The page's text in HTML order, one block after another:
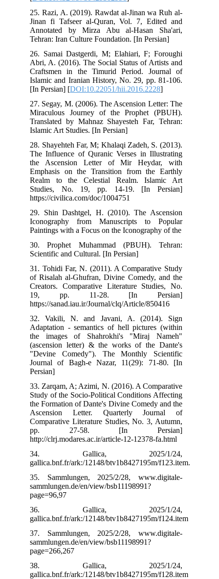
25. Razi, A. (2019). Rawdat al-Jinan wa Ruh al-
Jinan fi Tafseer al-Quran, Vol. 7, Edited and
Annotated by Mirza Abu al-Hasan Sha'ari,
Tehran: Iran Culture Foundation. [In Persian]
26. Samai Dastgerdi, M; Elahiari, F; Foroughi
Abri, A. (2016). The Social Status of Artists and
Craftsmen in the Timurid Period. Journal of
Islamic and Iranian History, No. 29, pp. 81-106.
[In Persian] [DOI:10.22051/hii.2016.2228
27. Segay, M. (2006). The Ascension Letter: The
Miraculous Journey of the Prophet (PBUH).
Translated by Mahnaz Shayesteh Far, Tehran:
Islamic Art Studies. [In Persian]
28. Shayehteh Far, M; Khalaqi Zadeh, S. (2013).
The Influence of Quranic Verses in Illustrating
the Ascension Letter of Mir Heydar, with
Emphasis on the Transition from the Earthly
Realm to the Celestial Realm. Islamic Art
Studies, No. 19, pp. 14-19. [In Persian]
https://civilica.com/doc/1004751
29. Shin Dashtgel, H. (2010). The Ascension
Iconography from Manuscripts to Popular
Paintings with a Focus on the Iconography of the
30. Prophet Muhammad (PBUH). Tehran:
Scientific and Cultural. [In Persian]
31. Tohidi Far, N. (2011). A Comparative Study
of Risalah al-Ghufran, Divine Comedy, and the
Creators. Comparative Literature Studies, No.
19, pp. 11-28. [In Persian]
https://sanad.iau.ir/Journal/clq/Article/850416
32. Vakili, N. and Javani, A. (2014). Sign
Adaptation - semantics of hell pictures (within
the images of Shahrokhi's "Miraj Nameh"
(ascension letter) & the works of the Dante's
"Devine Comedy"). The Monthly Scientific
Journal of Bagh-e Nazar, 11(29): 71-80. [In
33. Zarqam, A; Azimi, N. (2016). A Comparative
Study of the Socio-Political Conditions Affecting
the Formation of Dante's Divine Comedy and the
Ascension Letter. Quarterly Journal of
Comparative Literature Studies, No. 3, Autumn,
pp. 27-58. [In Persian]
http://clrj.modares.ac.ir/article-12-12378-fa.html
34. Gallica, 2025/1/24,
gallica.bnf.fr/ark:/12148/btv1b8427195m/f123.item.
35. Sammlungen, 2025/2/28, www.digitale-
sammlungen.de/en/view/bsb11198991?
page=96,97
36. Gallica, 2025/1/24,
gallica.bnf.fr/ark:/12148/btv1b8427195m/f124.item
37. Sammlungen, 2025/2/28, www.digitale-
sammlungen.de/en/view/bsb11198991?
page=266,267
38. Gallica, 2025/1/24,
gallica.bnf.fr/ark:/12148/btv1b8427195m/f128.item